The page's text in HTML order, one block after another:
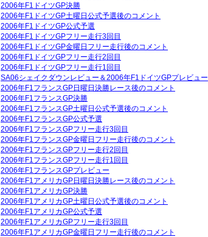
2006年F1ドイツGP決勝
2006年F1ドイツGP土曜日公式予選後のコメント
2006年F1ドイツGP公式予選
2006年F1ドイツGPフリー走行3回目
2006年F1ドイツGP金曜日フリー走行後のコメント
2006年F1ドイツGPフリー走行2回目
2006年F1ドイツGPフリー走行1回目
SA06シェイクダウンレビュー＆2006年F1ドイツGPプレビュー
2006年F1フランスGP日曜日決勝レース後のコメント
2006年F1フランスGP決勝
2006年F1フランスGP土曜日公式予選後のコメント
2006年F1フランスGP公式予選
2006年F1フランスGPフリー走行3回目
2006年F1フランスGP金曜日フリー走行後のコメント
2006年F1フランスGPフリー走行2回目
2006年F1フランスGPフリー走行1回目
2006年F1フランスGPプレビュー
2006年F1アメリカGP日曜日決勝レース後のコメント
2006年F1アメリカGP決勝
2006年F1アメリカGP土曜日公式予選後のコメント
2006年F1アメリカGP公式予選
2006年F1アメリカGPフリー走行3回目
2006年F1アメリカGP金曜日フリー走行後のコメント